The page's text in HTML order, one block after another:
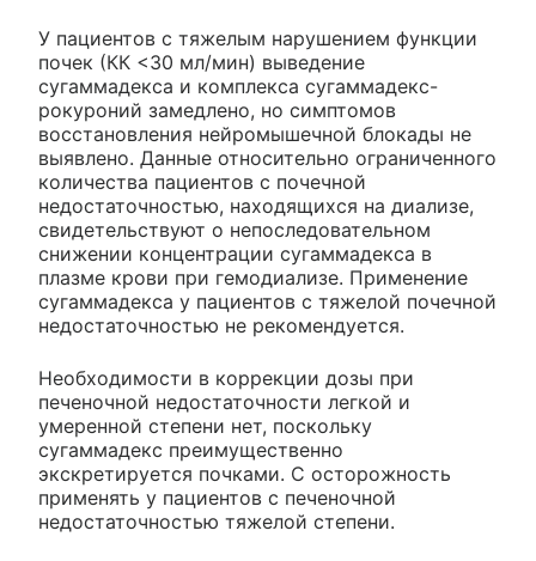
У пациентов с тяжелым нарушением функции
почек (КК <30 мл/мин) выведение
сугаммадекса и комплекса сугаммадекс-
рокуроний замедлено, но симптомов
восстановления нейромышечной блокады не
выявлено. Данные относительно ограниченного
количества пациентов с почечной
недостаточностью, находящихся на диализе,
свидетельствуют о непоследовательном
снижении концентрации сугаммадекса в
плазме крови при гемодиализе. Применение
сугаммадекса у пациентов с тяжелой почечной
недостаточностью не рекомендуется.
Необходимости в коррекции дозы при
печеночной недостаточности легкой и
умеренной степени нет, поскольку
сугаммадекс преимущественно
экскретируется почками. С осторожность
применять у пациентов с печеночной
недостаточностью тяжелой степени.